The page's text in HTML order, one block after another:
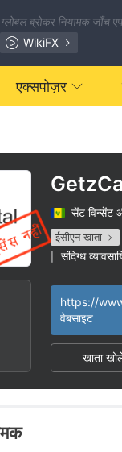
ग्लोबल ब्रोकर नियामक जाँच
WikiFX
एक्सपोज़र
सेंट विन्सेंट
ईसीएन खाता
संदिग्ध
https://
वेबसाइट
खाता